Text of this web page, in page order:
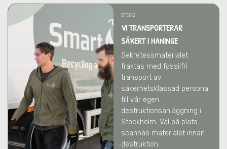
STEG 2
VI TRANSPORTERAR
SÄKERT I HANINGE
Sekretessmaterialet
fraktas med fossilfri
transport av
säkerhetsklassad personal
till vår egen
destruktionsanläggning i
Stockholm. Väl på plats
scannas materialet innan
destruktion.